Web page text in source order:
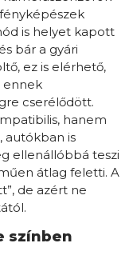
is helyet kapott
bár a gyári
ez is elérhető,
ennek
cserélődött.
hanem
is
ellenállóbbá teszi
átlag feletti. A
de azért ne
színben